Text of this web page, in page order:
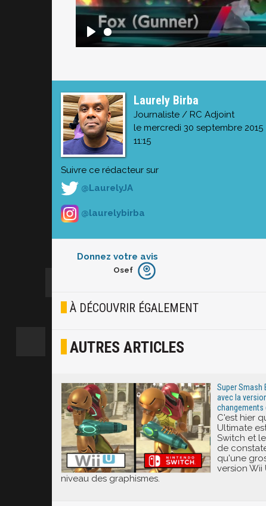
Laurely Birba
Journaliste / RC Adjoint
le mercredi 30 septembre 2015
11:15
Suivre ce rédacteur sur
@LaurelyJA
@laurelybirba
Donnez votre avis
Furieux
Joyeux
Osef
À DÉCOUVRIR ÉGALEMENT
AUTRES ARTICLES
Super Smash
avec la
changements
C'est hier
Ultimate
Switch et
de
qu'une
version Wii
niveau des graphismes.